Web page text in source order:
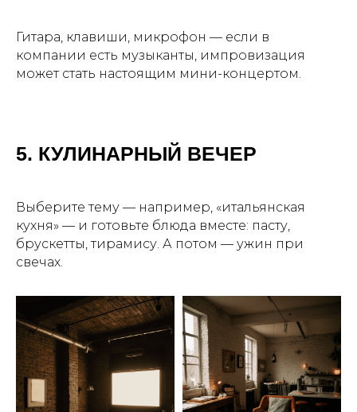
Гитара, клавиши, микрофон — если в
компании есть музыканты, импровизация
может стать настоящим мини-концертом.
5. КУЛИНАРНЫЙ ВЕЧЕР
Выберите тему — например, «итальянская
кухня» — и готовьте блюда вместе: пасту,
брускетты, тирамису. А потом — ужин при
свечах.